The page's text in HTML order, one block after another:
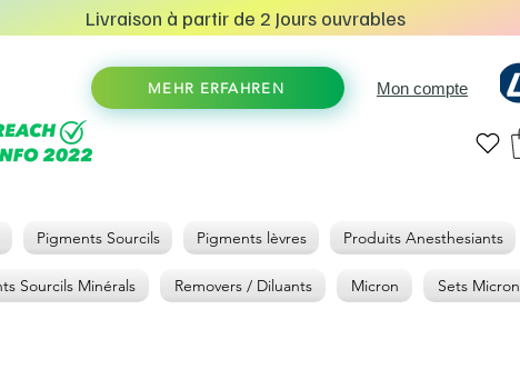
MEHR ERFAHREN Mon compte
Pigments Sourcils Pigments lèvres Produits Anesthesiants
Sourcils Minérals Removers / Diluants Micron Sets Micron
Livraison à partir de 2 Jours ouvrables